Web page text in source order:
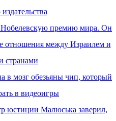
Нобелевскую премию мира. Он
отношения между Израилем и
странами
в мозг обезьяны чип, который
в видеоигры
юстиции Малюська заверил,